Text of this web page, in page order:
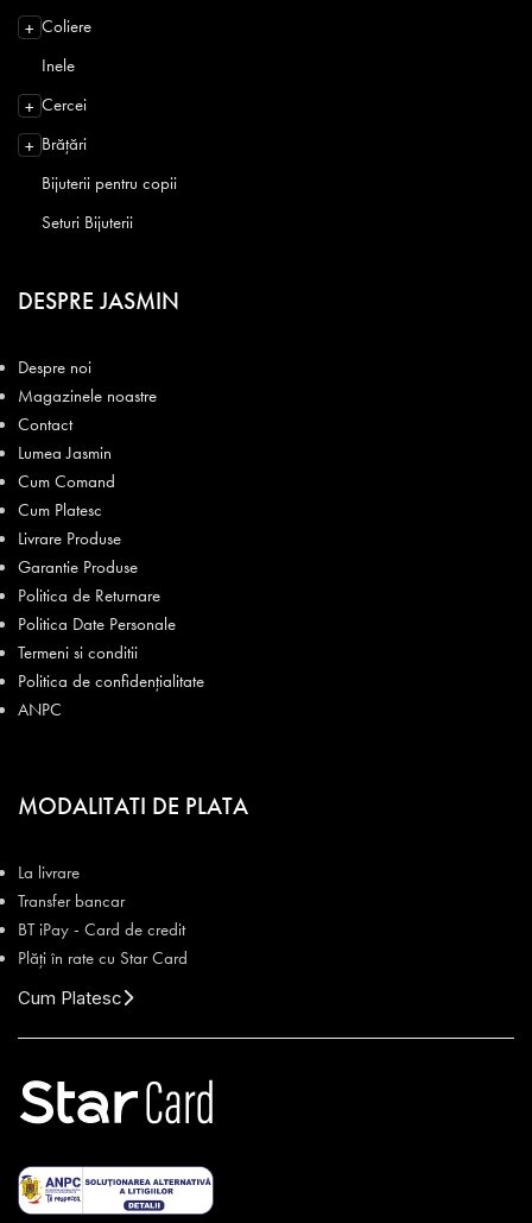
+ Coliere
Inele
+ Cercei
+ Brățări
Bijuterii pentru copii
Seturi Bijuterii
DESPRE JASMIN
Despre noi
Magazinele noastre
Contact
Lumea Jasmin
Cum Comand
Cum Platesc
Livrare Produse
Garantie Produse
Politica de Returnare
Politica Date Personale
Termeni si conditii
Politica de confidențialitate
ANPC
MODALITATI DE PLATA
La livrare
Transfer bancar
BT iPay - Card de credit
Plăți în rate cu Star Card
Cum Platesc